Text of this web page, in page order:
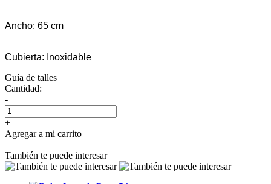
Ancho: 65 cm
Cubierta: Inoxidable
Guía de talles
Cantidad:
-
+
Agregar a mi carrito
También te puede interesar